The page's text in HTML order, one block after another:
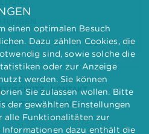
KONTAKT
einen optimalen Besuch
Dazu zählen Cookies, die
sind, sowie solche die
oder zur Anzeige
werden. Sie können
Sie zulassen wollen. Bitte
der gewählten Einstellungen
alle Funktionalitäten zur
Informationen dazu enthält die